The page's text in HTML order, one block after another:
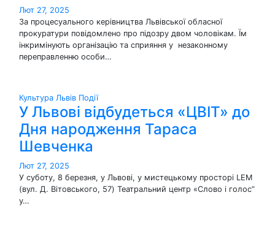
Лют 27, 2025
За процесуального керівництва Львівської обласної
прокуратури повідомлено про підозру двом чоловікам. Їм
інкримінують організацію та сприяння у незаконному
переправленню особи…
Культура Львів Події
У Львові відбудеться «ЦВІТ» до
Дня народження Тараса
Шевченка
Лют 27, 2025
У суботу, 8 березня, у Львові, у мистецькому просторі LEM
(вул. Д. Вітовського, 57) Театральний центр «Слово і голос”
у…